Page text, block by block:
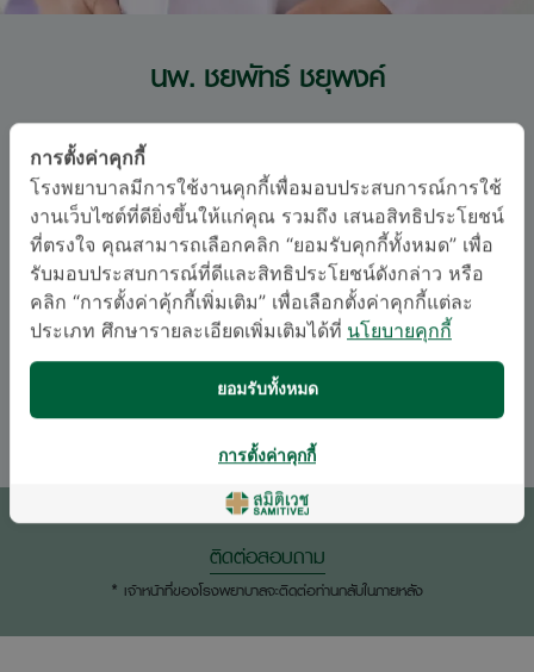
นพ. ชยพัทธ์ ชยุพงค์
โรงพยาบาลเด็กสมิติเวช อินเตอร์เนชั่นแนล (ศรีนครินทร์)
สาขาจิตเวชศาสตร์
อนุสาขาสาขาจิตเวชศาสตร์
ภาษา
จีน
ไทย
นัดหมายแพทย์
ติดต่อสอบถาม
* เจ้าหน้าที่ของโรงพยาบาลจะติดต่อท่านกลับในภายหลัง
การตั้งค่าคุกกี้
โรงพยาบาลมีการใช้งานคุกกี้เพื่อมอบประสบการณ์การใช้
งานเว็บไซต์ที่ดียิ่งขึ้นให้แก่คุณ รวมถึง เสนอสิทธิประโยชน์
ที่ตรงใจ คุณสามารถเลือกคลิก “ยอมรับคุกกี้ทั้งหมด” เพื่อ
รับมอบประสบการณ์ที่ดีและสิทธิประโยชน์ดังกล่าว หรือ
คลิก “การตั้งค่าคุ้กกี้เพิ่มเติม” เพื่อเลือกตั้งค่าคุกกี้แต่ละ
ประเภท ศึกษารายละเอียดเพิ่มเติมได้ที่ นโยบายคุกกี้
ยอมรับทั้งหมด
การตั้งค่าคุกกี้